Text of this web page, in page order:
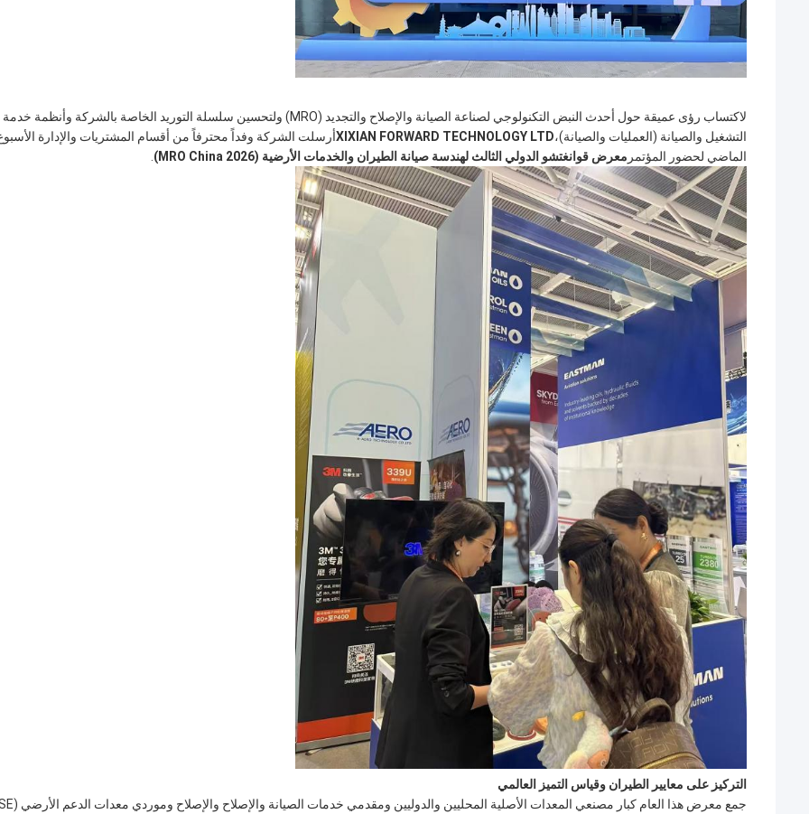
لاكتساب رؤى عميقة حول أحدث النبض التكنولوجي لصناعة الصيانة والإصلاح والتجديد (MRO) ولتحسين سلسلة التوريد الخاصة بالشركة وأنظمة خدمة
التشغيل والصيانة (العمليات والصيانة)،XIXIAN FORWARD TECHNOLOGY LTDأرسلت الشركة وفداً محترفاً من أقسام المشتريات والإدارة
الماضي لحضور المؤتمر معرض قوانغتشو الدولي الثالث لهندسة صيانة الطيران والخدمات الأرضية (MRO China 2026)
التركيز على معايير الطيران وقياس التميز العالمي